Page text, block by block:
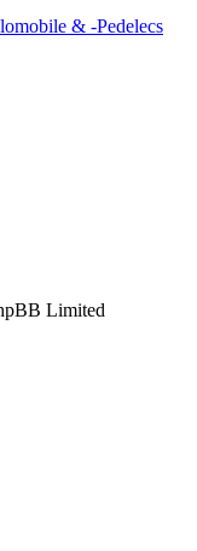
& -Pedelecs
Limited